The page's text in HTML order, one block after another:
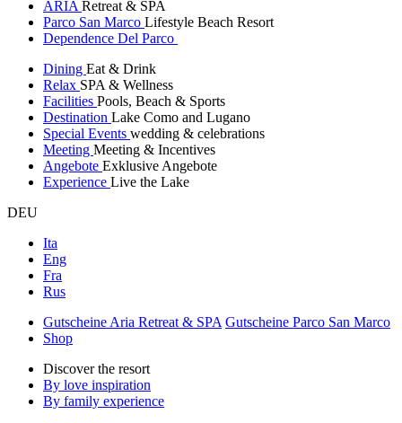
ARIA Retreat & SPA
Parco San Marco Lifestyle Beach Resort
Dependence Del Parco
Dining Eat & Drink
Relax SPA & Wellness
Facilities Pools, Beach & Sports
Destination Lake Como and Lugano
Special Events wedding & celebrations
Meeting Meeting & Incentives
Angebote Exklusive Angebote
Experience Live the Lake
DEU
Ita
Eng
Fra
Rus
Gutscheine Aria Retreat & SPA Gutscheine Parco San Marco
Shop
Discover the resort
By love inspiration
By family experience